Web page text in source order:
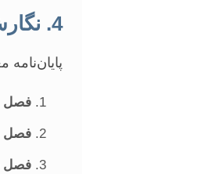
4. نگارش فصول پایان‌نامه
فصل
فصل
فصل